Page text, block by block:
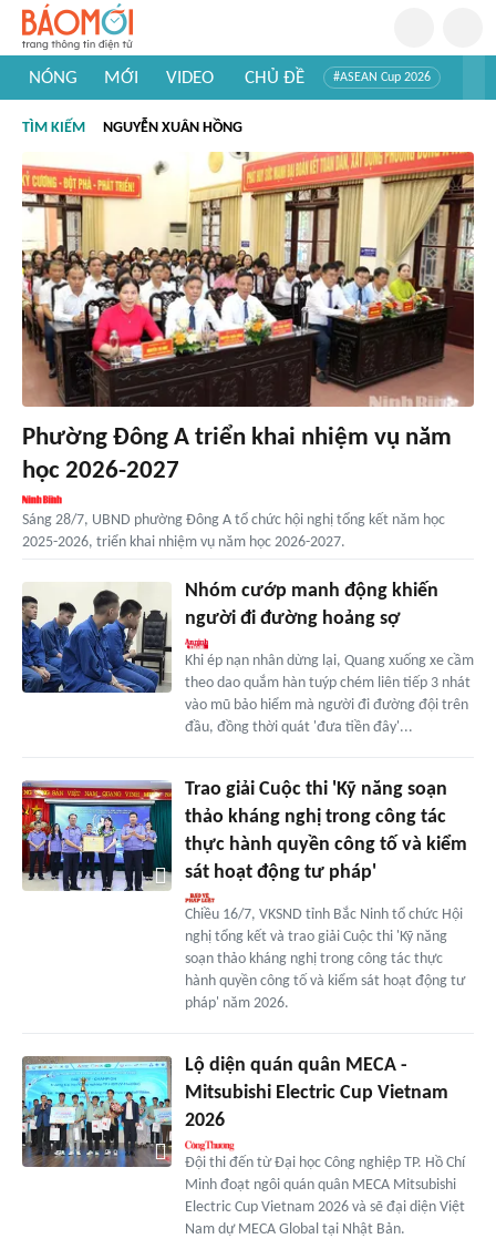
NÓNG MỚI VIDEO CHỦ ĐỀ #ASEAN Cup 2026
#Khám phá thế giới
TÌM KIẾM NGUYỄN XUÂN HỒNG
Phường Đông A triển khai nhiệm vụ năm
học 2026-2027
Sáng 28/7, UBND phường Đông A tổ chức hội nghị tổng kết năm học
2025-2026, triển khai nhiệm vụ năm học 2026-2027.
Nhóm cướp manh động khiến
người đi đường hoảng sợ
Khi ép nạn nhân dừng lại, Quang xuống xe cầm
theo dao quắm hàn tuýp chém liên tiếp 3 nhát
vào mũ bảo hiểm mà người đi đường đội trên
đầu, đồng thời quát 'đưa tiền đây'...
Trao giải Cuộc thi 'Kỹ năng soạn
thảo kháng nghị trong công tác
thực hành quyền công tố và kiểm
sát hoạt động tư pháp'
Chiều 16/7, VKSND tỉnh Bắc Ninh tổ chức Hội
nghị tổng kết và trao giải Cuộc thi 'Kỹ năng
soạn thảo kháng nghị trong công tác thực
hành quyền công tố và kiểm sát hoạt động tư
pháp' năm 2026.
Lộ diện quán quân MECA -
Mitsubishi Electric Cup Vietnam
2026
Đội thi đến từ Đại học Công nghiệp TP. Hồ Chí
Minh đoạt ngôi quán quân MECA Mitsubishi
Electric Cup Vietnam 2026 và sẽ đại diện Việt
Nam dự MECA Global tại Nhật Bản.